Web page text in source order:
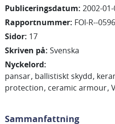
Publiceringsdatum: 2002-01-
Rapportnummer: FOI-R--
Sidor: 17
Skriven på: Svenska
Nyckelord:
pansar ballistiskt skydd
protection ceramic armour
Sammanfattning